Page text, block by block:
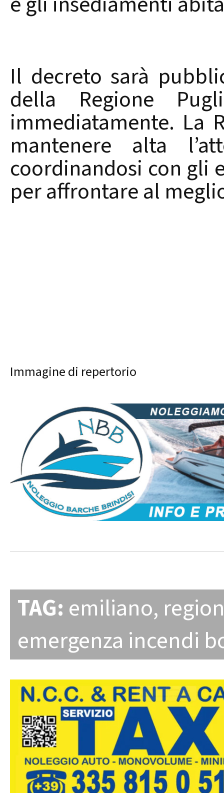
Il decreto sarà
della Regione
immediatamente. La
mantenere alta
coordinandosi con gli
per affrontare al
Immagine di repertorio
TAG: emiliano,
emergenza incendi